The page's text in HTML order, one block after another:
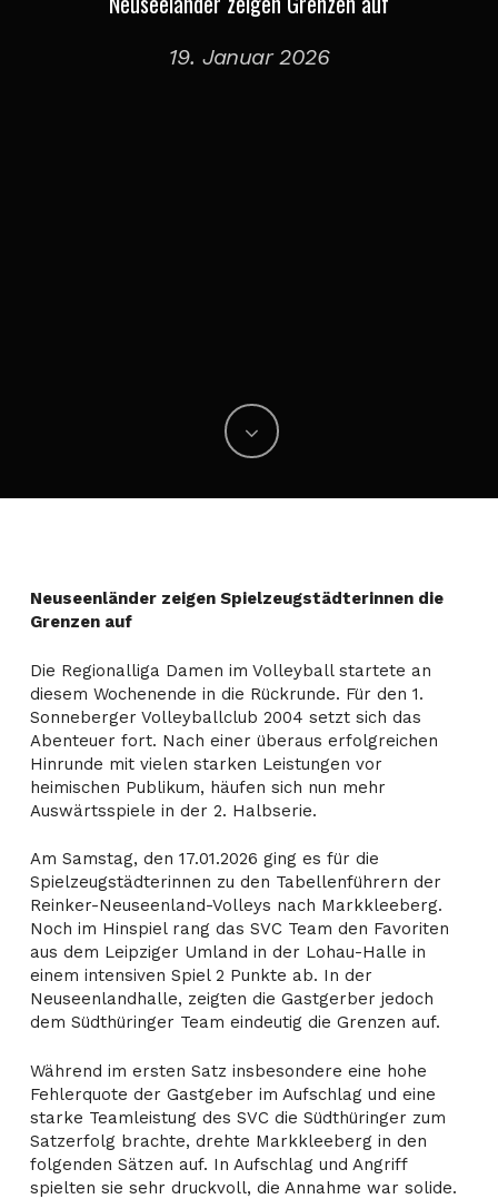
19. Januar 2026
Neuseenländer zeigen Spielzeugstädterinnen die
Grenzen auf
Die Regionalliga Damen im Volleyball startete an
diesem Wochenende in die Rückrunde. Für den 1.
Sonneberger Volleyballclub 2004 setzt sich das
Abenteuer fort. Nach einer überaus erfolgreichen
Hinrunde mit vielen starken Leistungen vor
heimischen Publikum, häufen sich nun mehr
Auswärtsspiele in der 2. Halbserie.
Am Samstag, den 17.01.2026 ging es für die
Spielzeugstädterinnen zu den Tabellenführern der
Reinker-Neuseenland-Volleys nach Markkleeberg.
Noch im Hinspiel rang das SVC Team den Favoriten
aus dem Leipziger Umland in der Lohau-Halle in
einem intensiven Spiel 2 Punkte ab. In der
Neuseenlandhalle, zeigten die Gastgerber jedoch
dem Südthüringer Team eindeutig die Grenzen auf.
Während im ersten Satz insbesondere eine hohe
Fehlerquote der Gastgeber im Aufschlag und eine
starke Teamleistung des SVC die Südthüringer zum
Satzerfolg brachte, drehte Markkleeberg in den
folgenden Sätzen auf. In Aufschlag und Angriff
spielten sie sehr druckvoll, die Annahme war solide.